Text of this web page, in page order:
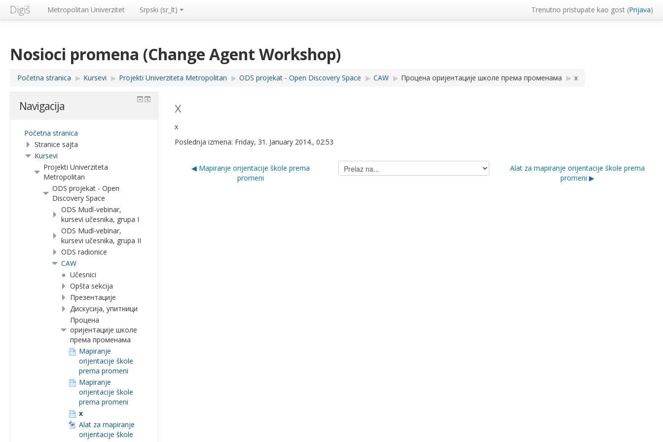
Digiš Trenutno pristupate kao gost (Prijava)
Metropolitan Univerzitet Srpski ‎(sr_lt)‎
Nosioci promena (Change Agent Workshop)
Početna stranica ▶︎ Kursevi ▶︎ Projekti Univerziteta Metropolitan ▶︎ ODS projekat - Open Discovery Space ▶︎ CAW ▶︎ Процена оријентације школе према променама ▶︎ x
x
x
Poslednja izmena: Friday, 31. January 2014., 02:53
◀︎ Mapiranje orijentacije škole prema
promeni
Prelaz
na...
Alat za mapiranje orijentacije škole prema
promeni ▶︎
Navigacija
Početna stranica
Stranice sajta
Kursevi
Projekti Univerziteta
Metropolitan
ODS projekat - Open
Discovery Space
ODS Mudl-vebinar,
kursevi učesnika, grupa I
ODS Mudl-vebinar,
kursevi učesnika, grupa II
ODS radionice
CAW
Učesnici
Opšta sekcija
Презентације
Дискусија, упитници
Процена
оријентације школе
према променама
Mapiranje
orijentacije škole
prema promeni
Mapiranje
orijentacije škole
prema promeni
x
Alat za mapiranje
orijentacije škole